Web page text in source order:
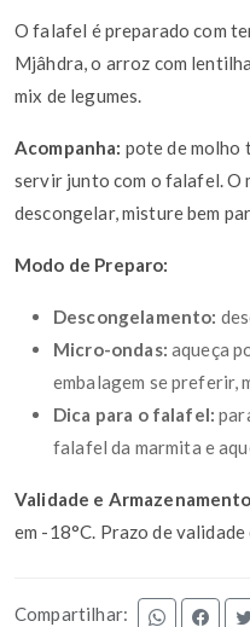
O falafel é preparado com
Mjâhdra, o arroz com
mix de legumes.
Acompanha: pote de molho
servir junto com o falafel. O
descongelar, misture bem
Modo de Preparo:
Descongelamento:
Micro-ondas: aqueça
embalagem se preferir,
Dica para o falafel:
falafel da marmita e
Validade e
em -18°C. Prazo de
Compartilhar: